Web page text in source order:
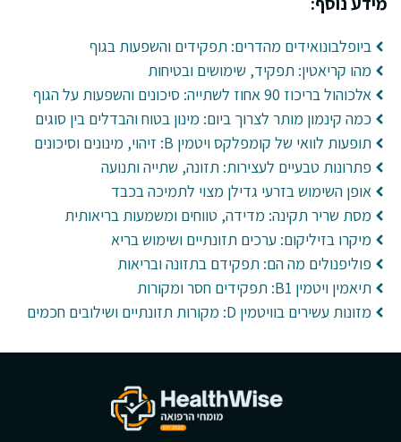
ביופלבונואידים מהדרים: תפקידים והשפעות בגוף
מהו קריאטין: תפקיד, שימושים ובטיחות
אלכוהול בריכוז 90 אחוז לשתייה: סיכונים והשפעות על הגוף
כמה קינמון מותר לצרוך ביום: מינון בטוח והבדלים בין סוגים
תופעות לוואי של קומפלקס ויטמין B: זיהוי, מינונים וסיכונים
פתרונות טבעיים לעצירות: תזונה, שתייה ותנועה
אופן השימוש בזרעי גדילן מצוי לתמיכה בכבד
מסת שריר תקינה: מדידה, טווחים ומשמעות בריאותית
מיקרו בזיליקום: ערכים תזונתיים ושימוש בריא
פוליפנולים מה הם: תפקידם בתזונה ובריאות
תיאמין ויטמין B1: תפקידים חסר ומקורות
מזונות עשירים בוויטמין D: מקורות תזונתיים ושילובים חכמים